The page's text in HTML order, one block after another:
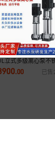
立式多级离心泵不
层自吸泵供水循环泵
道增压泵
.00 已售